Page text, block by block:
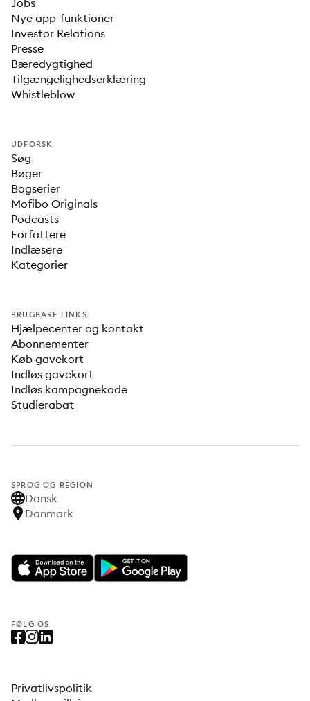
Jobs
Nye app-funktioner
Investor Relations
Presse
Bæredygtighed
Tilgængelighedserklæring
Whistleblow
UDFORSK
Søg
Bøger
Bogserier
Mofibo Originals
Podcasts
Forfattere
Indlæsere
Kategorier
BRUGBARE LINKS
Hjælpecenter og kontakt
Abonnementer
Køb gavekort
Indløs gavekort
Indløs kampagnekode
Studierabat
SPROG OG REGION
Dansk
Danmark
FØLG OS
Privatlivspolitik